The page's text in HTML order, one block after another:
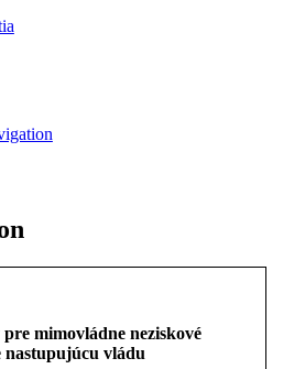
mimovládne neziskové
nastupujúcu vládu